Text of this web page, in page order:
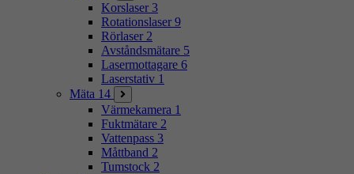
Korslaser 3
Rotationslaser 9
Rörlaser 2
Avståndsmätare 5
Lasermottagare 6
Laserstativ 1
Mäta 14
Värmekamera 1
Fuktmätare 2
Vattenpass 3
Måttband 2
Tumstock 2